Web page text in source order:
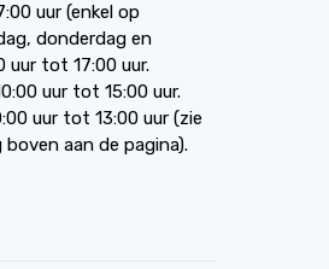
uur (enkel op
donderdag en
uur tot 17:00 uur.
uur tot 15:00 uur.
uur tot 13:00 uur (zie
boven aan de pagina).